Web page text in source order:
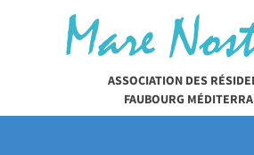
ASSOCIATION DES
FAUBOURG